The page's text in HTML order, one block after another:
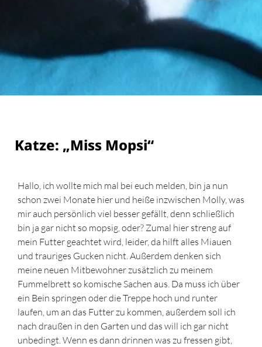
Katze: „Miss Mopsi“
Hallo, ich wollte mich mal bei euch melden, bin ja nun
schon zwei Monate hier und heiße inzwischen Molly, was
mir auch persönlich viel besser gefällt, denn schließlich
bin ja gar nicht so mopsig, oder? Zumal hier streng auf
mein Futter geachtet wird, leider, da hilft alles Miauen
und trauriges Gucken nicht. Außerdem denken sich
meine neuen Mitbewohner zusätzlich zu meinem
Fummelbrett so komische Sachen aus. Da muss ich über
ein Bein springen oder die Treppe hoch und runter
laufen, um an das Futter zu kommen, außerdem soll ich
nach draußen in den Garten und das will ich gar nicht
unbedingt. Wenn es dann drinnen was zu fressen gibt,